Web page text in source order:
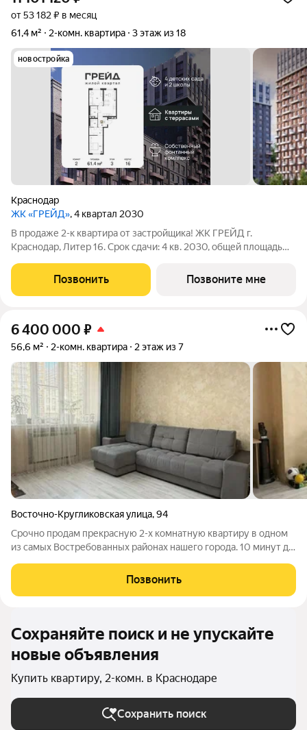
от 53 182 ₽ в месяц
61,4 м²
2-комн. квартира 3 этаж из 18
новостройка
Краснодар
ЖК «ГРЕЙД», 4 квартал 2030
В продаже 2-к квартира от застройщика! ЖК ГРЕЙД г.
Краснодар, Литер 16. Срок сдачи: 4 кв. 2030, общей площадью
класса. Никогда неоклассика не была представлена в
краснодарской архитектуре с таким
Позвонить Позвоните мне
6 400 000 ₽
56,6 м² 2-комн. квартира 2 этаж из 7
Восточно-Кругликовская улица,94
Срочно продам прекрасную 2-х комнатную квартиру в одном
из самых Востребованных районах нашего города. 10 минут до
спортивных кружков, фудмаркетов, парикмахерских и чего
душа пожелает! Школы и
Позвонить
Сохраняйте поиск и не упускайте
новые объявления
Купить квартиру, 2-комн. в Краснодаре
Сохранить поиск